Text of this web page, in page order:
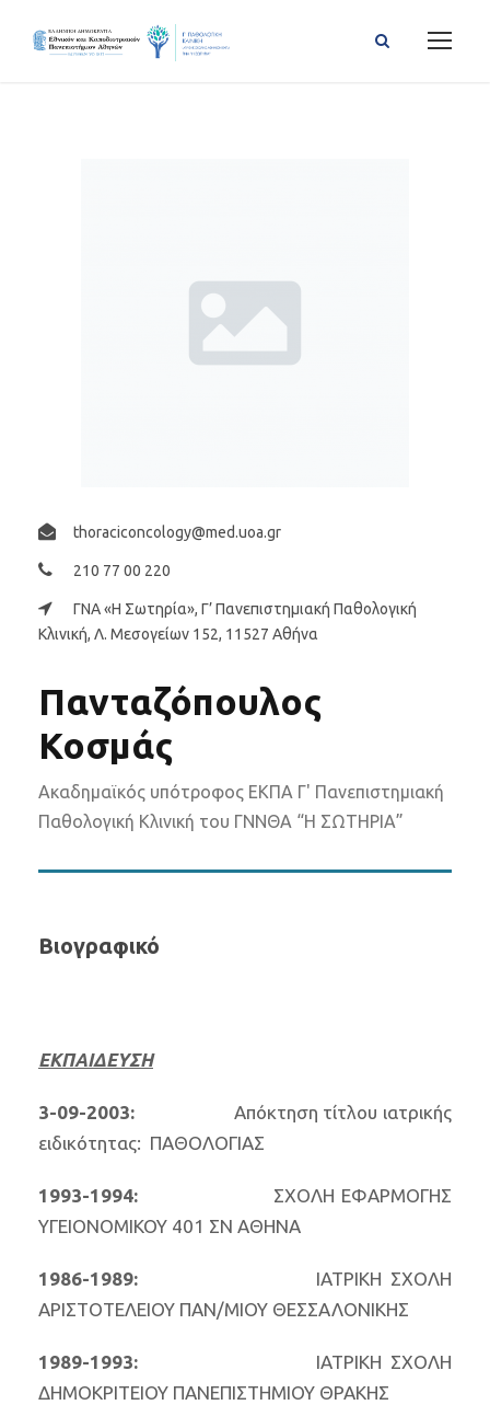
thoraciconcology@med.uoa.gr
210 77 00 220
ΓΝΑ «Η Σωτηρία», Γ’ Πανεπιστημιακή Παθολογική
Κλινική, Λ. Μεσογείων 152, 11527 Αθήνα
Πανταζόπουλος
Κοσμάς
Ακαδημαϊκός υπότροφος ΕΚΠΑ Γ' Πανεπιστημιακή
Παθολογική Κλινική του ΓΝΝΘΑ “Η ΣΩΤΗΡΙΑ”
Βιογραφικό
ΕΚΠΑΙΔΕΥΣΗ
3-09-2003: Απόκτηση τίτλου ιατρικής
ειδικότητας: ΠΑΘΟΛΟΓΙΑΣ
1993-1994:
ΣΧΟΛΗ ΕΦΑΡΜΟΓΗΣ
ΥΓΕΙΟΝΟΜΙΚΟΥ 401 ΣΝ ΑΘΗΝΑ
1986-1989: ΙΑΤΡΙΚΗ ΣΧΟΛΗ
ΑΡΙΣΤΟΤΕΛΕΙΟΥ ΠΑΝ/ΜΙΟΥ ΘΕΣΣΑΛΟΝΙΚΗΣ
1989-1993: ΙΑΤΡΙΚΗ ΣΧΟΛΗ
ΔΗΜΟΚΡΙΤΕΙΟΥ ΠΑΝΕΠΙΣΤΗΜΙΟΥ ΘΡΑΚΗΣ